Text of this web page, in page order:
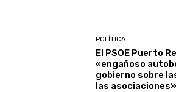
POLÍTICA
El PSOE Puerto
«engañoso
gobierno sobre
las asociaciones»